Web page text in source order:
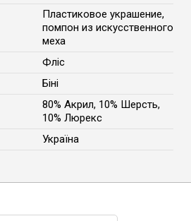
Пластиковое украшение,
помпон из искусственного
меха
Фліс
Біні
80% Акрил, 10% Шерсть,
10% Люрекс
Україна